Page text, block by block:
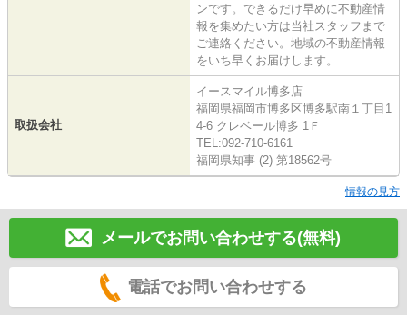
ンです。できるだけ早めに不動産情
報を集めたい方は当社スタッフまで
ご連絡ください。地域の不動産情報
をいち早くお届けします。
取扱会社
イースマイル博多店
福岡県福岡市博多区博多駅南１丁目1
4-6 クレベール博多 1Ｆ
TEL:092-710-6161
福岡県知事 (2) 第18562号
情報の見方
メールでお問い合わせする(無料)
電話でお問い合わせする